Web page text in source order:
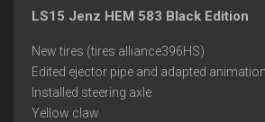
LS15 Jenz HEM 583 Black Edition
New tires (tires alliance396HS)
Edited ejector pipe and adapted animation
Installed steering axle
Yellow claw